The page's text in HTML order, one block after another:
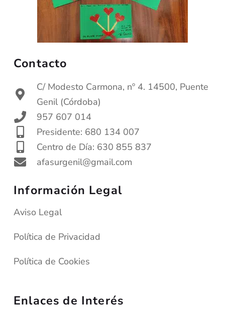
Contacto
C/ Modesto Carmona, nº 4. 14500, Puente
Genil (Córdoba)
957 607 014
Presidente: 680 134 007
Centro de Día: 630 855 837
afasurgenil@gmail.com
Información Legal
Aviso Legal
Política de Privacidad
Política de Cookies
Enlaces de Interés